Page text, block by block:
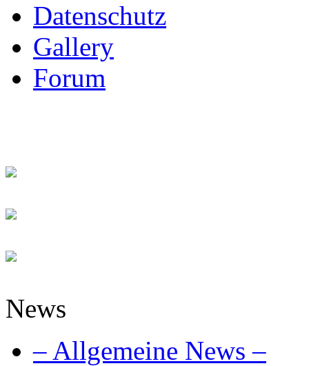
Datenschutz
Gallery
Forum
News
– Allgemeine News –